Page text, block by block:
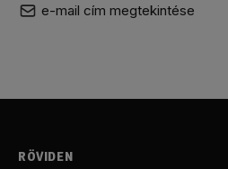
e-mail cím megtekintése
RÖVIDEN